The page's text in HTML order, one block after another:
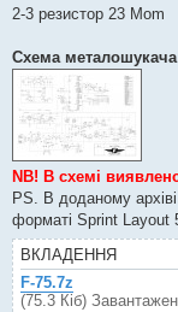
2-3 резистор 23 Mom
Схема
NB! В схемі
PS. В доданому
форматі Sprint Layout
ВКЛАДЕННЯ
F-75.7z
(75.3 Кіб)